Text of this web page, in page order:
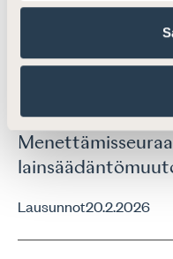
Lausunnot2.11.2018
Lausunto
Lausunnot20.2.2026